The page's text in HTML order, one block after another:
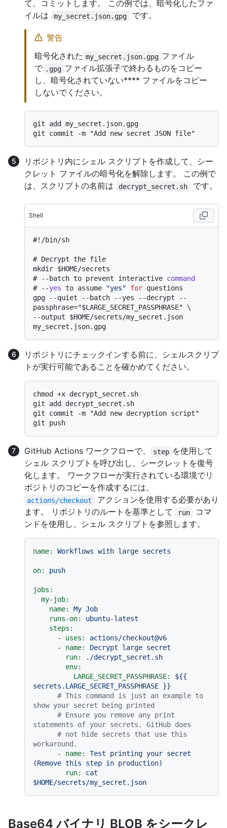
て、コミットします。 この例では、暗号化したファ
イルは
my_secret.json.gpg です。
警告
暗号化された my_secret.json.gpg ファイル
で .gpg ファイル拡張子で終わるものをコピー
し、暗号化されていない**** ファイルをコピー
しないでください。
git add my_secret.json.gpg
リポジトリ内にシェル スクリプトを作成して、シー
クレット ファイルの暗号化を解除します。 この例で
は、スクリプトの名前は
decrypt_secret.sh です。
Shell
#!/bin/sh
# Decrypt the file
# --batch to prevent interactive command
# --yes to assume "yes" for questions
gpg --quiet --batch --yes --decrypt --
passphrase="$LARGE_SECRET_PASSPHRASE" \
--output $HOME/secrets/my_secret.json
リポジトリにチェックインする前に、シェルスクリプ
トが実行可能であることを確かめてください。
chmod +x decrypt_secret.sh
git add decrypt_secret.sh
git commit -m "Add new decryption script"
GitHub Actions ワークフローで、 step を使用して
シェル スクリプトを呼び出し、シークレットを復号
化します。 ワークフローが実行されている環境でリ
ポジトリのコピーを作成するには、
actions/checkout
アクションを使用する必要があり
ます。 リポジトリのルートを基準として
run
コマ
ンドを使用し、シェル スクリプトを参照します。
name: Workflows with large secrets
on: push
jobs:
my-job:
name:
My Job
runs-on:
ubuntu-latest
steps:
-
uses:
actions/checkout@v6
-
name: Decrypt large secret
run:
./decrypt_secret.sh
env:
LARGE_SECRET_PASSPHRASE:
${{
secrets.LARGE_SECRET_PASSPHRASE }}
# This command is just an example to
show your secret being printed
# Ensure you remove any print
statements of your secrets. GitHub does
# not hide secrets that use this
workaround.
-
name: Test printing your secret
(Remove this step in production)
run:
cat
$HOME/secrets/my_secret.json
Base64 バイナリ BLOB をシークレ